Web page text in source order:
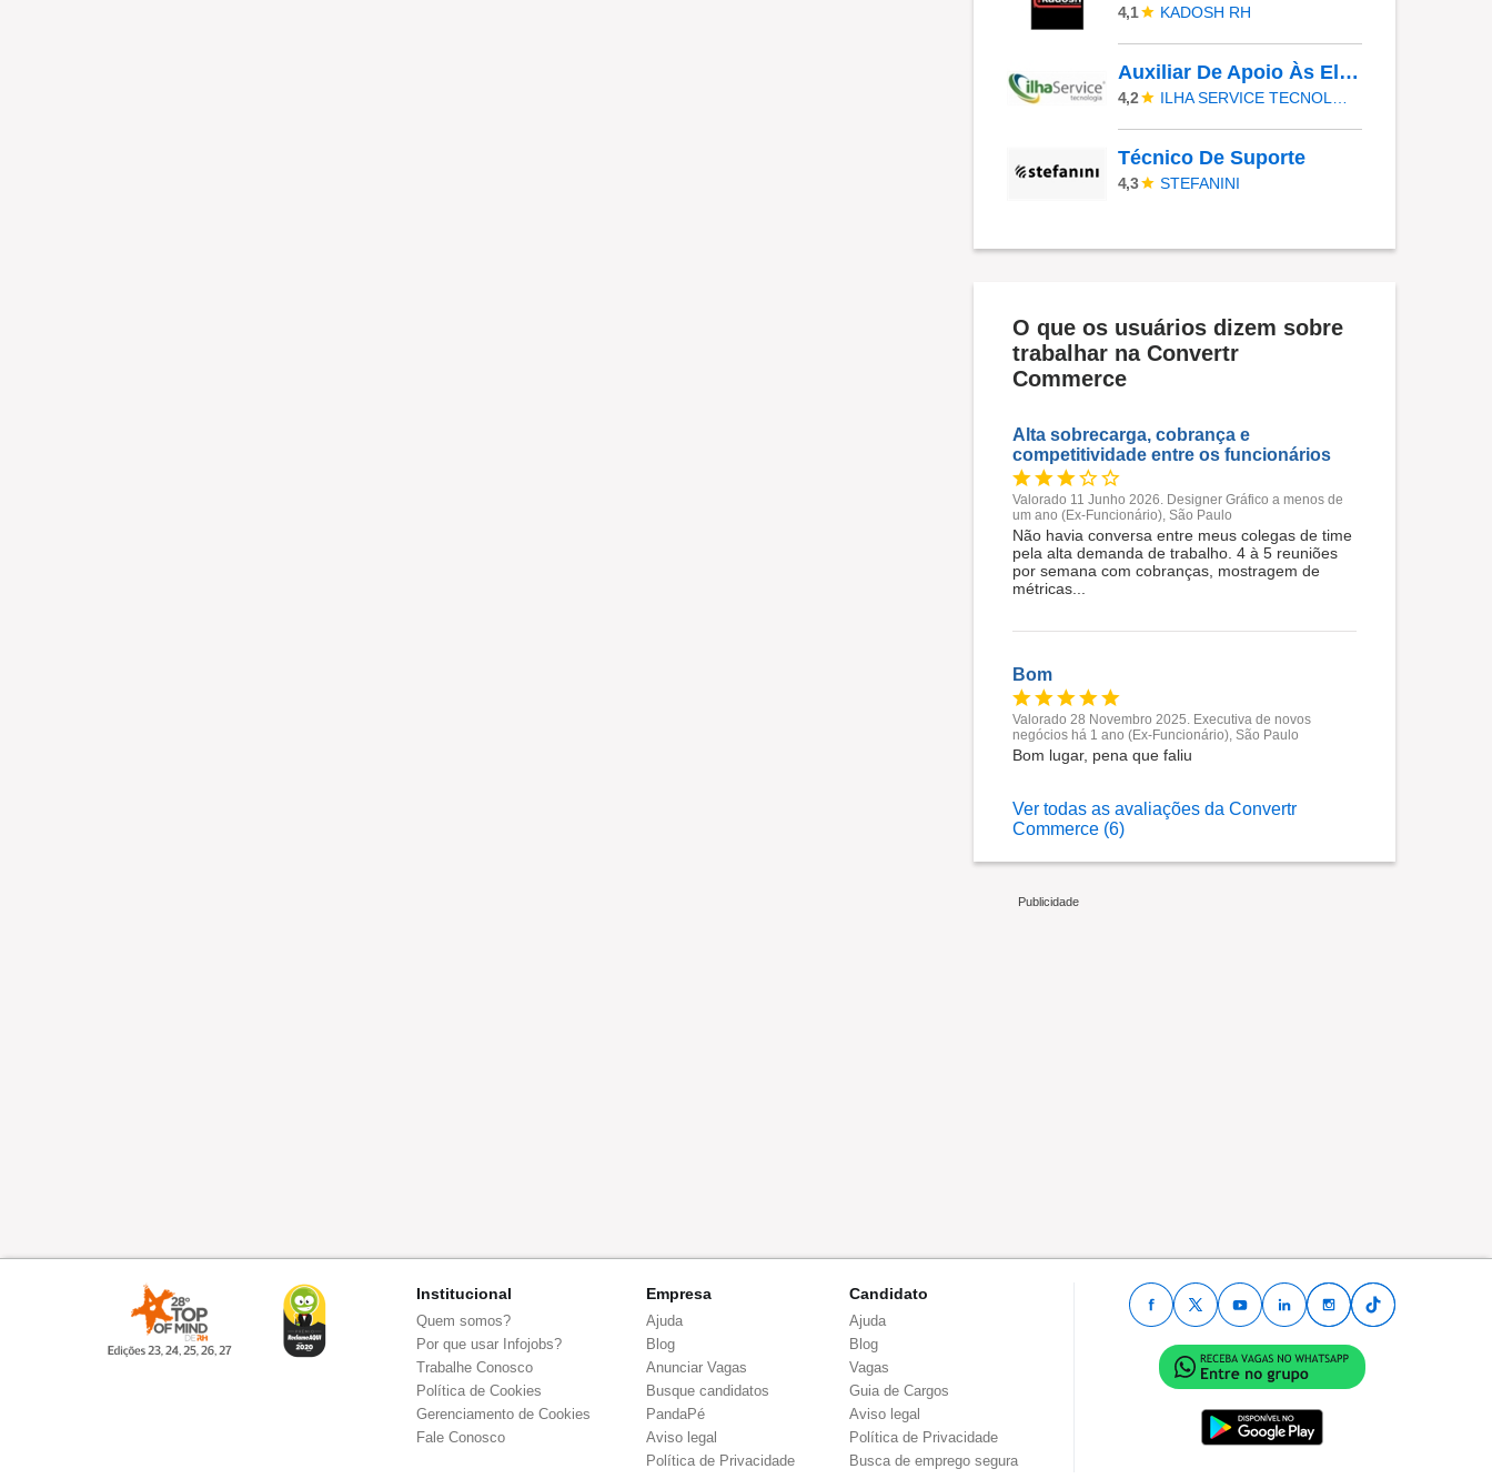
4,1 KADOSH RH
Auxiliar De Apoio Às Eleições - TEMPORÁRIO
4,2
Técnico De Suporte
4,3 STEFANINI
O que os usuários dizem sobre
trabalhar na Convertr
Commerce
Alta sobrecarga, cobrança e
competitividade entre os funcionários
Valorado 11 Junho 2026. Designer Gráfico a menos de
um ano (Ex-Funcionário), São Paulo
Não havia conversa entre meus colegas de time
pela alta demanda de trabalho. 4 à 5 reuniões
por semana com cobranças, mostragem de
métricas...
Bom
Valorado 28 Novembro 2025. Executiva de novos
negócios há 1 ano (Ex-Funcionário), São Paulo
Bom lugar, pena que faliu
Ver todas as avaliações da Convertr
Commerce (6)
Institucional
Quem somos?
Por que usar Infojobs?
Trabalhe Conosco
Política de Cookies
Gerenciamento de Cookies
Fale Conosco
Empresa
Ajuda
Blog
Anunciar Vagas
Busque candidatos
PandaPé
Aviso legal
Política de Privacidade
Candidato
Ajuda
Blog
Vagas
Guia de Cargos
Aviso legal
Política de Privacidade
Busca de emprego segura